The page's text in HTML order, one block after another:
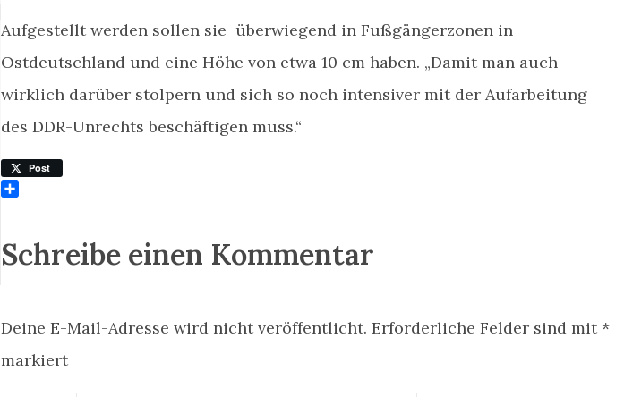
Aufgestellt werden sollen sie überwiegend in Fußgängerzonen in
Ostdeutschland und eine Höhe von etwa 10 cm haben. „Damit man auch
wirklich darüber stolpern und sich so noch intensiver mit der Aufarbeitung
des DDR-Unrechts beschäftigen muss.“
Post
Schreibe einen Kommentar
Deine E-Mail-Adresse wird nicht veröffentlicht. Erforderliche Felder sind mit *
markiert